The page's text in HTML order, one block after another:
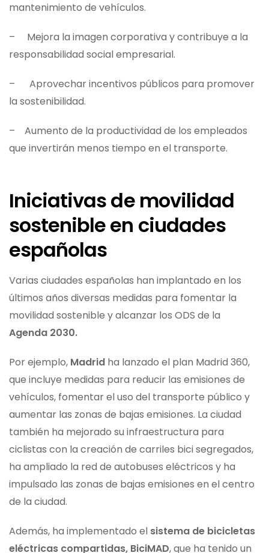
mantenimiento de vehículos.
– Mejora la imagen corporativa y contribuye a la
responsabilidad social empresarial.
– Aprovechar incentivos públicos para promover
la sostenibilidad.
– Aumento de la productividad de los empleados
que invertirán menos tiempo en el transporte.
Iniciativas de movilidad
sostenible en ciudades
españolas
Varias ciudades españolas han implantado en los
últimos años diversas medidas para fomentar la
movilidad sostenible y alcanzar los ODS de la
Agenda 2030.
Por ejemplo, Madrid ha lanzado el plan Madrid 360,
que incluye medidas para reducir las emisiones de
vehículos, fomentar el uso del transporte público y
aumentar las zonas de bajas emisiones. La ciudad
también ha mejorado su infraestructura para
ciclistas con la creación de carriles bici segregados,
ha ampliado la red de autobuses eléctricos y ha
impulsado las zonas de bajas emisiones en el centro
de la ciudad.
Además, ha implementado el sistema de bicicletas
eléctricas compartidas, BiciMAD, que ha tenido un